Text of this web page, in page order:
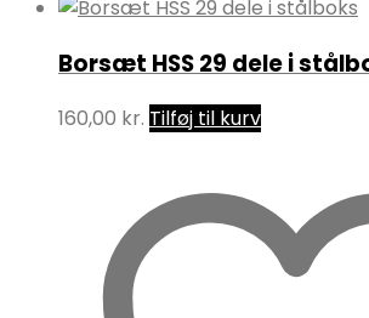
Borsæt HSS 29 dele i
160,00 kr. Tilføj til kurv